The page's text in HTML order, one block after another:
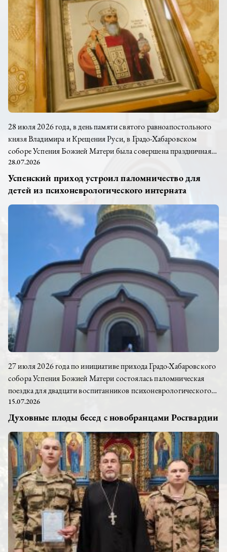
28 июля 2026 года, в день памяти святого равноапостольного
князя Владимира и Крещения Руси, в Градо-Хабаровском
соборе Успения Божией Матери была совершена праздничная
Божественная литургия. Богослужение возглавил клирик
Успенского прихода иерей Алексей Шарапа. Святой
равноапостольный великий князь Владимира – Креститель
в жизни нашего народа. Завершилась Литургия праздничным
молебном, как благодарение...
28.07.2026
Успенский приход устроил паломничество для
детей из психоневрологического интерната
27 июля 2026 года по инициативе прихода Градо-Хабаровского
собора Успения Божией Матери состоялась паломническая
поездка для двадцати воспитанников психоневрологического
интерната села Тополево. Вместе с воспитателями они впервые
посетили святыню Хабаровской земли — Петропавловский
событием. Чтобы дорога прошла легко и радостно, прихожане
заранее подготовили угощение: заботливо испеченную выпечку
и мороженое помогли скрасить путь...
15.07.2026
Духовные плоды бесед с новобранцами Росгвардии